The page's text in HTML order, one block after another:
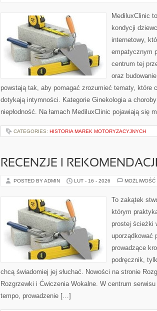
MediluxClinic
kondycji
internetowy,
empatycznym
centrum tej
oraz
powstają tak, aby pomagać zrozumieć tematy, które
dotykają intymności. Kategorie Ginekologia a choroby
niepłodność. Na łamach MediluxClinic pojawiają się
CATEGORIES: HISTORIA MAREK MOTORYZACYJNYCH
RECENZJE I
POSTED BY ADMIN LUT - 16 - 2026 MOŻLIWOŚĆ
To zakątek
którym
prostej ścieżki
uporządkować
prowadzące
podręcznik,
chcą świadomiej jej słuchać. Nowości na stronie
Rozgrzewki i Ćwiczenia Wokalne. W centrum
tempo, prowadzenie […]